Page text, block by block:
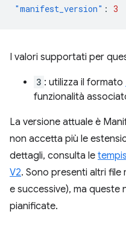
"manifest_version" : 3
I valori supportati per
3 : utilizza il formato
funzionalità
La versione attuale è
non accetta più le
dettagli, consulta le
V2. Sono presenti altri file
e successive), ma
pianificate.